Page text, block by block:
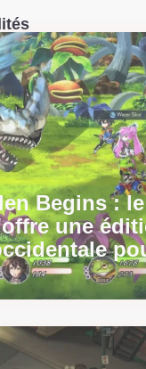
Begins :
une